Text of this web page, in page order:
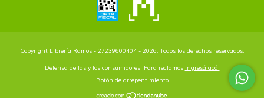
Copyright Librería Ramos - 27239600404 - 2026. Todos los derechos reservados.
Defensa de las y los consumidores. Para reclamos ingresá acá.
Botón de arrepentimiento